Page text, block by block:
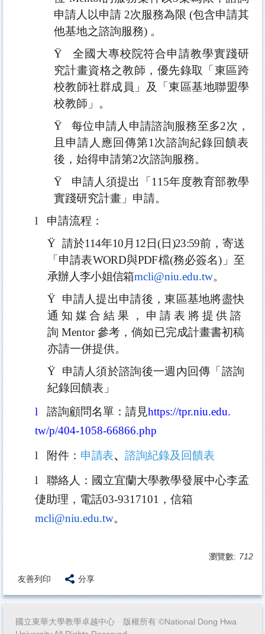
申請人以申請 2次服務為限 (包含申請其
他基地之諮詢服務) 。
Ÿ 全國大專校院符合申請教學實踐研
究計畫資格之教師，優先錄取「 東區跨
校教師社群成員」及「東區基地聯盟學
校教師」。
Ÿ 每位申請人申請諮詢服務至多2次，
且申請人應回傳第1 次諮詢紀錄回饋表
後，始得申請第2次諮詢服務。
Ÿ 申請人須提出「 115年度教育部教學
實踐研究計畫」申請。
l 申請流程：
Ÿ 請於114年10 月 12 日(日)23:59前，寄送
「申請表WORD與PDF檔(務必簽名)」至
承辦人李小姐信箱mcli@niu.edu.tw。
Ÿ 申請人提出申請後，東區基地將盡快
通知媒合結果， 申請表將提供諮
詢 Mentor參考，倘如已完成計畫書初稿
亦請一併提供。
Ÿ 申請人須於諮詢後一週內回傳「諮詢
紀錄回饋表」
l 諮詢顧問名單：請見https://tpr.niu.edu.
tw/p/404-1058-66866.php
l 附件： 申請表、 諮詢紀錄及回饋表
l 聯絡人：國立宜蘭大學教學發展中心李孟
倢助理，電話03-9317101 ，信箱
mcli@niu.edu.tw。
瀏覽數: 712
友善列印 分享
國立東華大學教學卓越中心 版權所有 ©National Dong Hwa